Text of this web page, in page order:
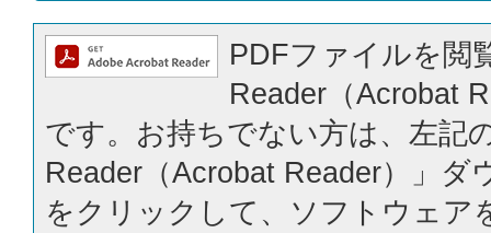
PDFファイルを閲
Reader（Acrobat
です。お持ちでない方は、左記
Reader（Acrobat Reader）」ダ
をクリックして、ソフトウェア